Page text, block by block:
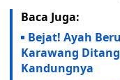
Baca Juga:
Bejat! Ayah
Karawang
Kandungnya